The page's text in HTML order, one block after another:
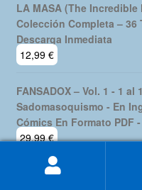
LA MASA (The Incredible
Colección Completa – 36
Descarga Inmediata
12,99 €
FANSADOX – Vol. 1 - 1 al
Sadomasoquismo - En
Cómics En Formato PDF
29,99€
WONDER WOMAN –